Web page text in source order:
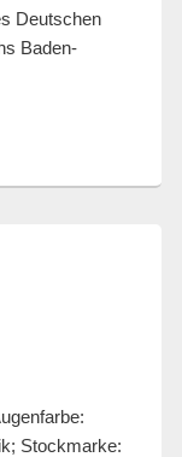
Deutschen
Baden-
Verbundstudium
Stockmarke: